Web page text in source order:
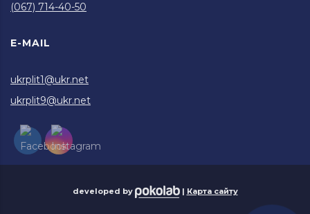
(067) 714-40-50
E-MAIL
ukrplit1@ukr.net
ukrplit9@ukr.net
developed by | Карта сайту